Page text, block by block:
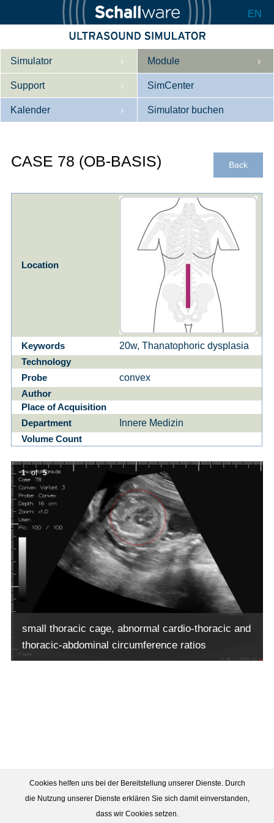
EN
Simulator
Beschreibung
Innere Medizin
Geburtshilfe / Gyn
Product Sheet
Konfigurieren
Module
Support
Wer wir sind
Downloads
SimCenter
Kalender
Referenzen
Simulator buchen
Back
CASE 78 (OB-BASIS)
Location
Keywords 20w, Thanatophoric dysplasia
Technology
Probe
convex
Author
Place of Acquisition
Department
Innere Medizin
Volume Count
small thoracic cage, abnormal cardio-thoracic and
thoracic-abdominal circumference ratios
1 of 5
Cookies helfen uns bei der Bereitstellung unserer Dienste. Durch
die Nutzung unserer Dienste erklären Sie sich damit einverstanden,
dass wir Cookies setzen.